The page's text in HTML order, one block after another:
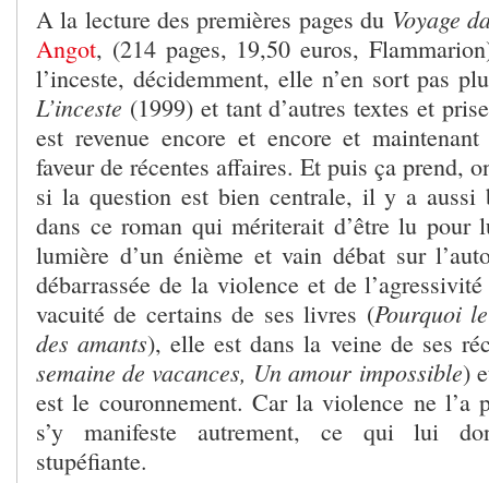
A la lecture des premières pages du Voyage
Angot, (214 pages, 19,50 euros,
l’inceste, décidemment, elle n’en sort pas
L’inceste (1999) et tant d’autres textes et
est revenue encore et encore et
faveur de récentes affaires. Et puis ça prend,
si la question est bien centrale, il y a aussi
dans ce roman qui mériterait d’être lu pour
lumière d’un énième et vain débat sur
débarrassée de la violence et de
vacuité de certains de ses livres (Pourquoi
des amants), elle est dans la veine de ses
semaine de vacances, Un amour impossible)
est le couronnement. Car la violence ne l’a
s’y manifeste autrement, ce qui lui
stupéfiante.